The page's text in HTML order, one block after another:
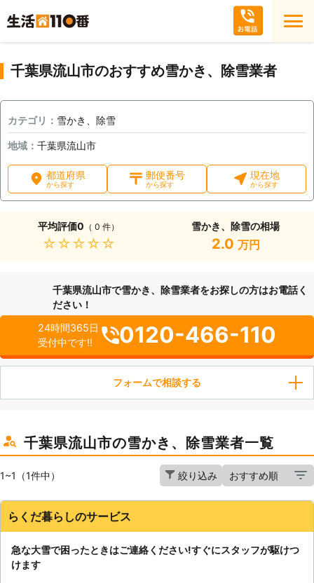
千葉県流山市のおすすめ雪かき、除雪業者
カテゴリ： 雪かき、除雪
地域： 千葉県流山市
都道府県
から探す
郵便番号
から探す
現在地
から探す
平均評価0 （ 0 件）
★★★★★
雪かき、除雪の相場
2.0 万円
千葉県流山市で雪かき、除雪業者をお探しの方はお電話く
ださい！
24時間365日
受付中です!!
0120-466-110
フォームで相談する
千葉県流山市の雪かき、除雪業者一覧
1~1（1件中） 絞り込み
らくだ暮らしのサービス
急な大雪で困ったときはご連絡ください!すぐにスタッフが駆けつ
けます